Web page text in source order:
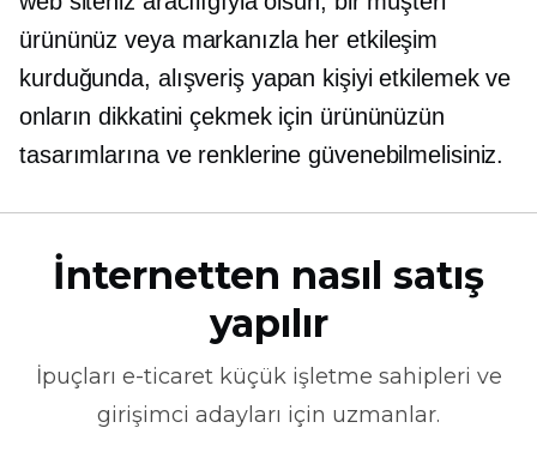
ürününüz veya markanızla her etkileşim
kurduğunda, alışveriş yapan kişiyi etkilemek ve
onların dikkatini çekmek için ürününüzün
tasarımlarına ve renklerine güvenebilmelisiniz.
İnternetten nasıl satış
yapılır
İpuçları e-ticaretküçük işletme sahipleri ve
girişimci adayları için uzmanlar.